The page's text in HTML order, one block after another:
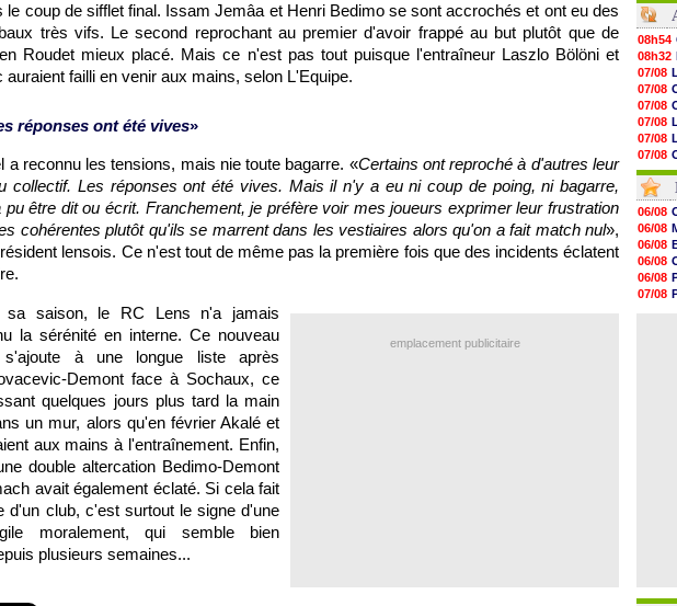
le coup de sifflet final. Issam Jemâa et Henri Bedimo se sont accrochés et ont eu des
très vifs. Le second reprochant au premier d'avoir frappé au but plutôt que de
Roudet mieux placé. Mais ce n'est pas tout puisque l'entraîneur Laszlo Bölöni et
auraient failli en venir aux mains, selon L'Equipe.
réponses ont été vives»
a reconnu les tensions, mais nie toute bagarre. «Certains ont reproché à d'autres leur
collectif. Les réponses ont été vives. Mais il n'y a eu ni coup de poing, ni bagarre,
être dit ou écrit. Franchement, je préfère voir mes joueurs exprimer leur frustration
cohérentes plutôt qu'ils se marrent dans les vestiaires alors qu'on a fait match nul»,
lensois. Ce n'est tout de même pas la première fois que des incidents éclatent
emplacement publicitaire
sa saison, le RC Lens n'a jamais
la sérénité en interne. Ce nouveau
s'ajoute à une longue liste après
Demont face à Sochaux, ce
quelques jours plus tard la main
un mur, alors qu'en février Akalé et
aux mains à l'entraînement. Enfin,
double altercation Bedimo-Demont
avait également éclaté. Si cela fait
d'un club, c'est surtout le signe d'une
moralement, qui semble bien
plusieurs semaines...
08h54
08h32
07/08
07/08
07/08
07/08
07/08
07/08
07/08
07/08
07/08
07/08
07/08
07/08
07/08
07/08
07/08
06/08
06/08
06/08
06/08
06/08
07/08